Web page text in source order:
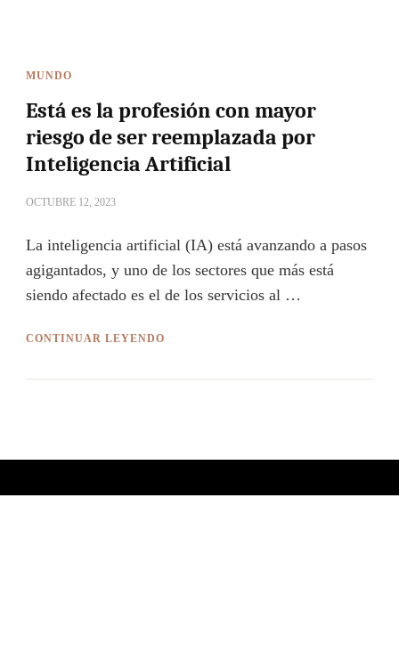
MUNDO
Está es la profesión con mayor
riesgo de ser reemplazada por
Inteligencia Artificial
OCTUBRE 12, 2023
La inteligencia artificial (IA) está avanzando a pasos
agigantados, y uno de los sectores que más está
siendo afectado es el de los servicios al …
CONTINUAR LEYENDO